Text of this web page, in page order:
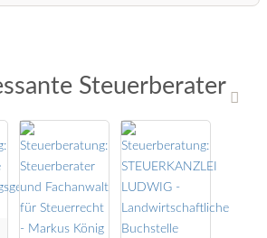
Steuerberater